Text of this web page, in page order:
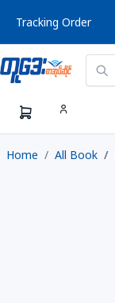
Tracking Order
Home All Book